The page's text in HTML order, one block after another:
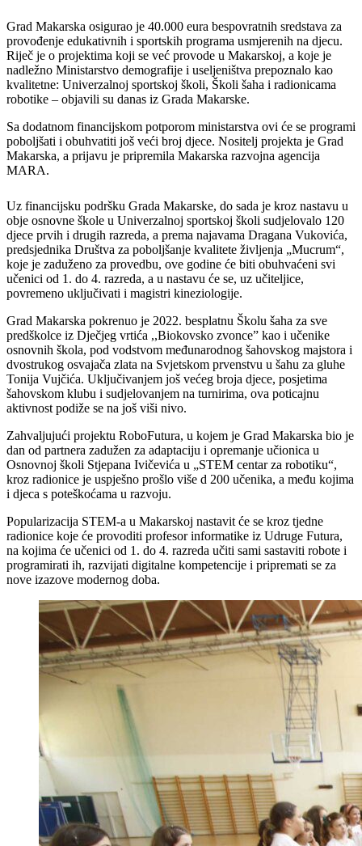
Grad Makarska osigurao je 40.000 eura bespovratnih sredstava za
provođenje edukativnih i sportskih programa usmjerenih na djecu.
Riječ je o projektima koji se već provode u Makarskoj, a koje je
nadležno Ministarstvo demografije i useljeništva prepoznalo kao
kvalitetne: Univerzalnoj sportskoj školi, Školi šaha i radionicama
robotike – objavili su danas iz Grada Makarske.
Sa dodatnom financijskom potporom ministarstva ovi će se programi
poboljšati i obuhvatiti još veći broj djece. Nositelj projekta je Grad
Makarska, a prijavu je pripremila Makarska razvojna agencija
MARA.
Uz financijsku podršku Grada Makarske, do sada je kroz nastavu u
obje osnovne škole u Univerzalnoj sportskoj školi sudjelovalo 120
djece prvih i drugih razreda, a prema najavama Dragana Vukovića,
predsjednika Društva za poboljšanje kvalitete življenja „Mucrum“,
koje je zaduženo za provedbu, ove godine će biti obuhvaćeni svi
učenici od 1. do 4. razreda, a u nastavu će se, uz učiteljice,
povremeno uključivati i magistri kineziologije.
Grad Makarska pokrenuo je 2022. besplatnu Školu šaha za sve
predškolce iz Dječjeg vrtića ,,Biokovsko zvonce” kao i učenike
osnovnih škola, pod vodstvom međunarodnog šahovskog majstora i
dvostrukog osvajača zlata na Svjetskom prvenstvu u šahu za gluhe
Tonija Vujčića. Uključivanjem još većeg broja djece, posjetima
šahovskom klubu i sudjelovanjem na turnirima, ova poticajnu
aktivnost podiže se na još viši nivo.
Zahvaljujući projektu RoboFutura, u kojem je Grad Makarska bio je
dan od partnera zadužen za adaptaciju i opremanje učionica u
Osnovnoj školi Stjepana Ivičevića u „STEM centar za robotiku“,
kroz radionice je uspješno prošlo više d 200 učenika, a među kojima
i djeca s poteškoćama u razvoju.
Popularizacija STEM-a u Makarskoj nastavit će se kroz tjedne
radionice koje će provoditi profesor informatike iz Udruge Futura,
na kojima će učenici od 1. do 4. razreda učiti sami sastaviti robote i
programirati ih, razvijati digitalne kompetencije i pripremati se za
nove izazove modernog doba.